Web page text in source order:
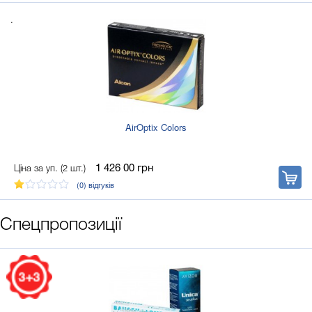
.
AirOptix Colors
Ціна за уп. (2 шт.) 1 426 00 грн
(0) відгуків
В
корзину
Спецпропозиції
.